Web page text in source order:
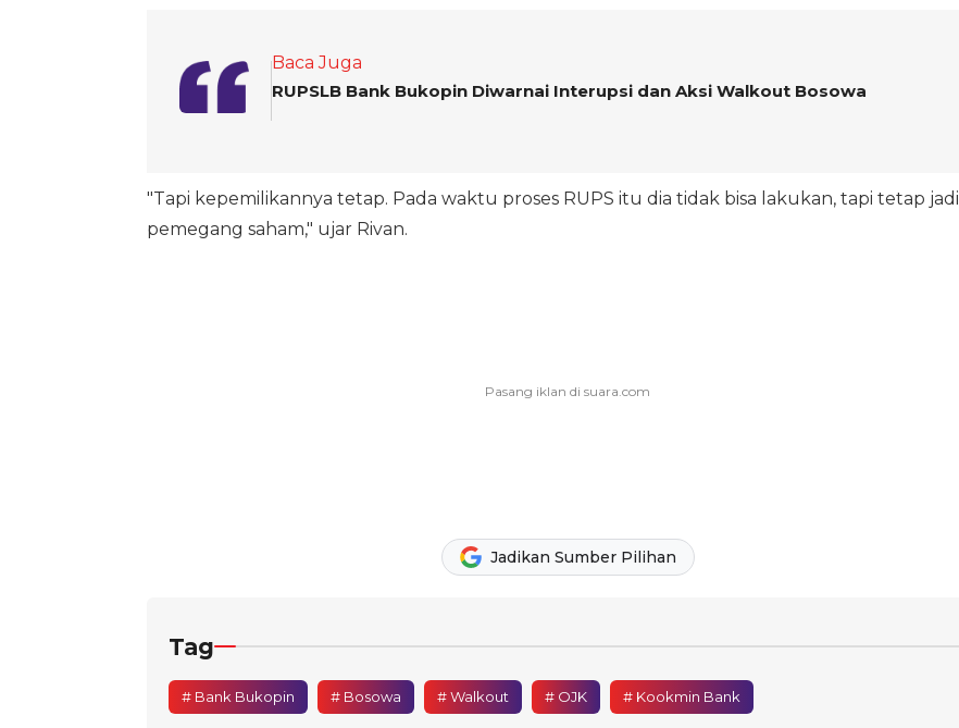
Baca Juga
RUPSLB Bank Bukopin Diwarnai Interupsi dan Aksi Walkout Bosowa
"Tapi kepemilikannya tetap. Pada waktu proses RUPS itu dia tidak bisa lakukan, tapi tetap jadi
pemegang saham," ujar Rivan.
Jadikan Sumber Pilihan
Tag
# Bank Bukopin # Bosowa # Walkout # OJK # Kookmin Bank